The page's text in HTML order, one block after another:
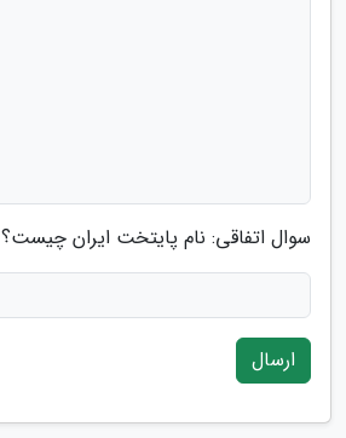
سوال اتفاقی: نام پایتخت ایران چیست؟
ارسال